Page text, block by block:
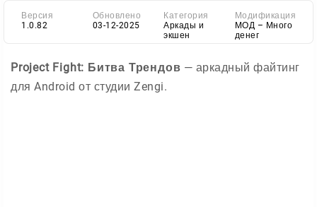
Версия
1.0.82
Обновлено
03-12-2025
Категория
Аркады и
экшен
Модификация
МОД – Много
денег
Project Fight: Битва Трендов — аркадный файтинг
для Android от студии Zengi.